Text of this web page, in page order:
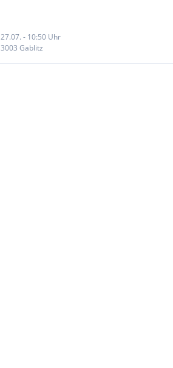
27.07. - 10:50 Uhr
3003 Gablitz